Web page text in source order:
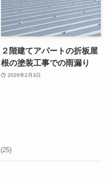
２階建てアパートの折板屋
根の塗装工事での雨漏り
2026年2月3日
(25)